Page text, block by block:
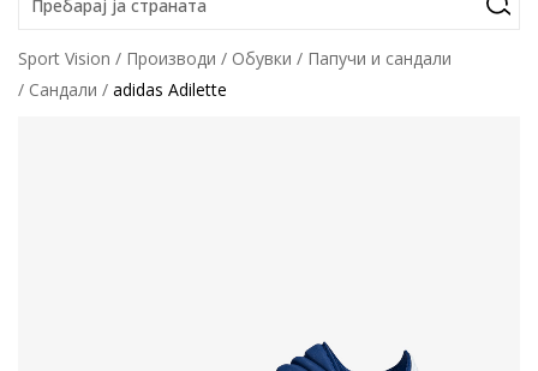
Пребарај ја страната
Sport Vision Производи Обувки
Папучи и сандали
Сандали
adidas Adilette